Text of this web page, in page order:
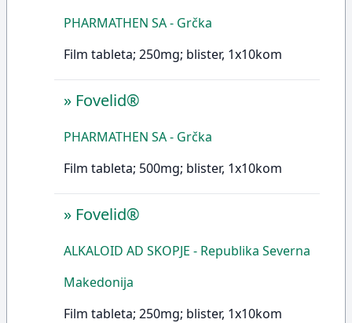
PHARMATHEN SA - Grčka
Film tableta; 250mg; blister, 1x10kom
» Fovelid®
PHARMATHEN SA - Grčka
Film tableta; 500mg; blister, 1x10kom
» Fovelid®
ALKALOID AD SKOPJE - Republika Severna
Makedonija
Film tableta; 250mg; blister, 1x10kom